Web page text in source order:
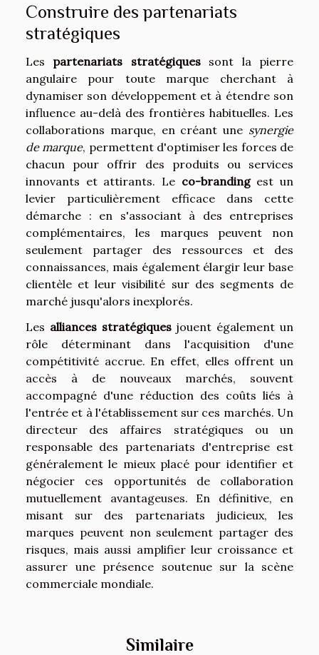
Construire des partenariats
stratégiques
Les partenariats stratégiquessont la pierre
angulaire pour toute marque cherchant à
dynamiser son développement et à étendre son
influence au-delà des frontières habituelles. Les
collaborations marque, en créant une synergie
de marque, permettent d'optimiser les forces de
chacun pour offrir des produits ou services
innovants et attirants. Le co-brandingest un
levier particulièrement efficace dans cette
démarche : en s'associant à des entreprises
complémentaires, les marques peuvent non
seulement partager des ressources et des
connaissances, mais également élargir leur base
clientèle et leur visibilité sur des segments de
marché jusqu'alors inexplorés.
Les alliances stratégiquesjouent également un
rôle déterminant dans l'acquisition d'une
compétitivité accrue. En effet, elles offrent un
accès à de nouveaux marchés, souvent
accompagné d'une réduction des coûts liés à
l'entrée et à l'établissement sur ces marchés. Un
directeur des affaires stratégiques ou un
responsable des partenariats d'entreprise est
généralement le mieux placé pour identifier et
négocier ces opportunités de collaboration
mutuellement avantageuses. En définitive, en
misant sur des partenariats judicieux, les
marques peuvent non seulement partager des
risques, mais aussi amplifier leur croissance et
assurer une présence soutenue sur la scène
commerciale mondiale.
Similaire